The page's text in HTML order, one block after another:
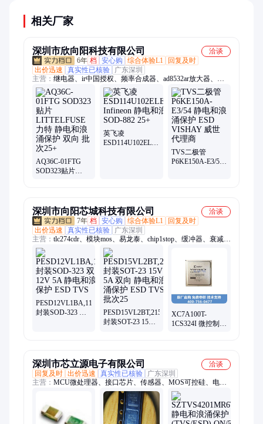
相关厂家
深圳市欣向阳科技有限公司
洽谈
6年 档 安心购 综合体验L1
回复及时
出价迅速
真实性已核验
广东深圳
主营： 继电器、ir中国授权、频率合成器、ad8532ar放大器、
ad828arz放大器、ad829jrz放大器、ad818arz放大器、ad8031arz放
大器、ad8058arz放大器、ad8532arz放大器、ad8001arz放大器、
ad8307arz放大器、ad8651armz放大器、ad8099ardz放大器、
ad8534aruz放大器、ad706jr通用运放、op42gsz精密运放、
op90gpz通用运放、ad8417brmz放大器、op07csz精密运放、
ad712jrz精密运放、hmc326ms8ge放大器、op490gsz通用运放、
op162gsz精密运放、ad848jrz通用运放
AQ36C-01FTG
SOD323贴片
英飞凌
ESD114U102ELE6327XTMA1
TVS二极管
P6KE150A-E3/54
深圳市向阳芯城科技有限公司
洽谈
7年 档 安心购 综合体验L1
回复及时
出价迅速
真实性已核验
广东深圳
主营： tlc274cdr、模块mos、易龙泰、chip1stop、缓冲器、衰减
器、放大器、制pcb板、传感器、国内pcb、多层pcb、
25svpf47m、逆变器、样板pcb、泰科源、博思达、稳压器、北高
智、蓝伯科、机器人、变压器、控制器、smt贴片、阻抗fpc、整
流管
PESD12VL1BA,115
封装SOD-323 双
PESD15VL2BT,215
封装SOT-23 15V
XC7A100T-
1CS324I 微控制器
深圳市芯立源电子有限公司
洽谈
回复及时 出价迅速 真实性已核验
广东深圳
主营： MCU微处理器、接口芯片、传感器、MOS可控硅、电源